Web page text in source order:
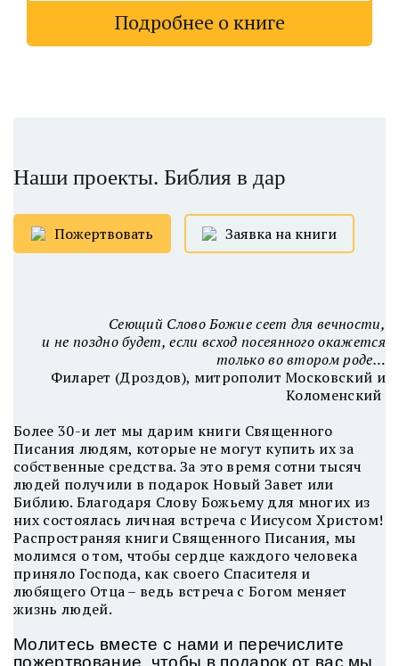
Подробнее о книге
Наши проекты. Библия в дар
Пожертвовать Заявка на книги
Сеющий Слово Божие сеет для вечности,
и не поздно будет, если всход посеянного окажется
только во втором роде…
Филарет (Дроздов), митрополит Московский и
Коломенский
Более 30-и лет мы дарим книги Священного
Писания людям, которые не могут купить их за
собственные средства. За это время сотни тысяч
людей получили в подарок Новый Завет или
Библию. Благодаря Слову Божьему для многих из
них состоялась личная встреча с Иисусом Христом!
Распространяя книги Священного Писания, мы
молимся о том, чтобы сердце каждого человека
приняло Господа, как своего Спасителя и
любящего Отца – ведь встреча с Богом меняет
жизнь людей.
Молитесь вместе с нами и перечислите
пожертвование, чтобы в подарок от вас мы